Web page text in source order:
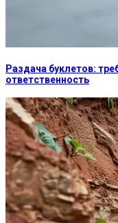
Раздача буклетов:
ответственность